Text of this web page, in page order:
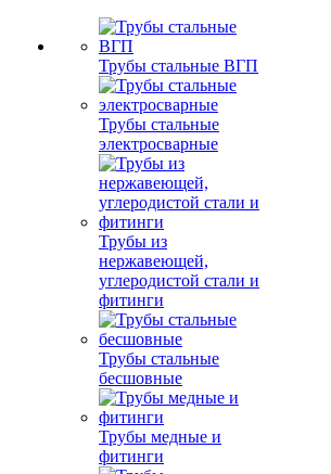
Трубы стальные ВГП
Трубы стальные
электросварные
Трубы из
нержавеющей,
углеродистой стали и
фитинги
Трубы стальные
бесшовные
Трубы медные и
фитинги